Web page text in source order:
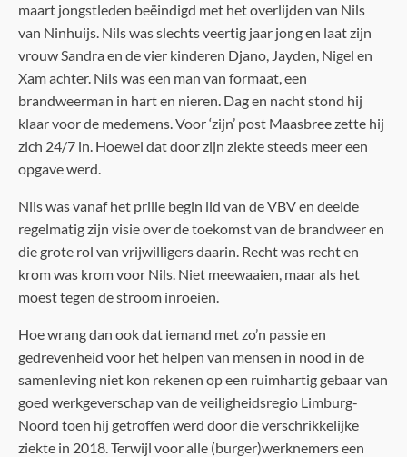
maart jongstleden beëindigd met het overlijden van Nils
van Ninhuijs. Nils was slechts veertig jaar jong en laat zijn
vrouw Sandra en de vier kinderen Djano, Jayden, Nigel en
Xam achter. Nils was een man van formaat, een
brandweerman in hart en nieren. Dag en nacht stond hij
klaar voor de medemens. Voor ‘zijn’ post Maasbree zette hij
zich 24/7 in. Hoewel dat door zijn ziekte steeds meer een
opgave werd.
Nils was vanaf het prille begin lid van de VBV en deelde
regelmatig zijn visie over de toekomst van de brandweer en
die grote rol van vrijwilligers daarin. Recht was recht en
krom was krom voor Nils. Niet meewaaien, maar als het
moest tegen de stroom inroeien.
Hoe wrang dan ook dat iemand met zo’n passie en
gedrevenheid voor het helpen van mensen in nood in de
samenleving niet kon rekenen op een ruimhartig gebaar van
goed werkgeverschap van de veiligheidsregio Limburg-
Noord toen hij getroffen werd door die verschrikkelijke
ziekte in 2018. Terwijl voor alle (burger)werknemers een